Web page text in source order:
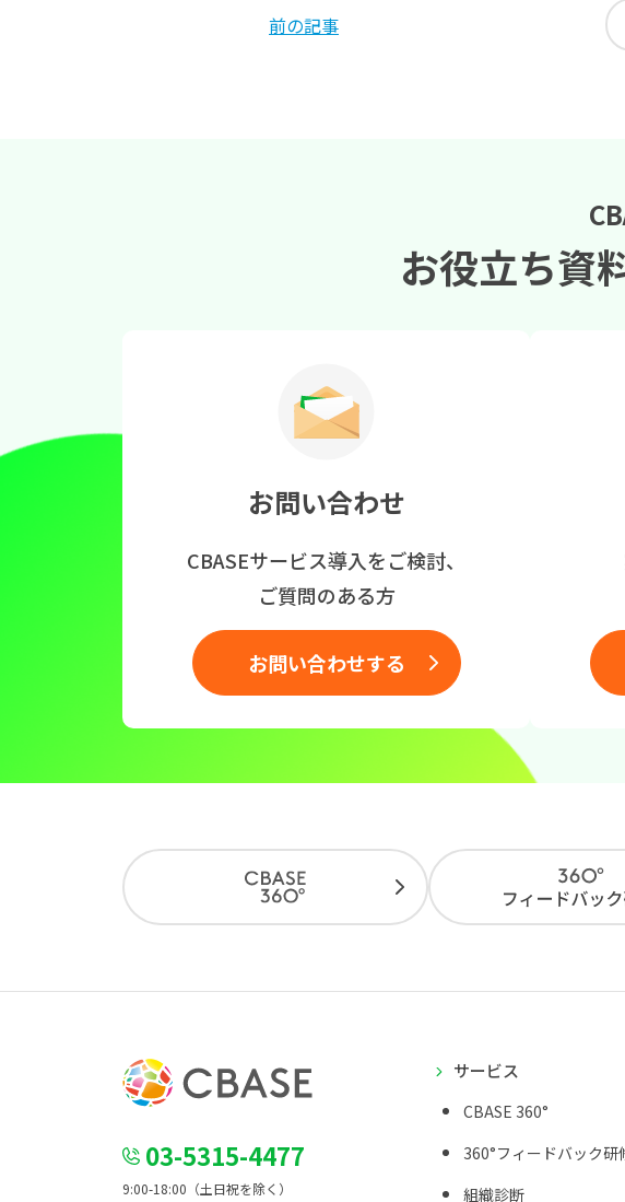
前の記事
お役立ち資
お問い合わせ
CBASEサービス導入をご検討、
ご質問のある方
お問い合わせする
サービス
CBASE 360°
360°フィードバック研
組織診断
03-5315-4477
9:00-18:00（土日祝を除く）